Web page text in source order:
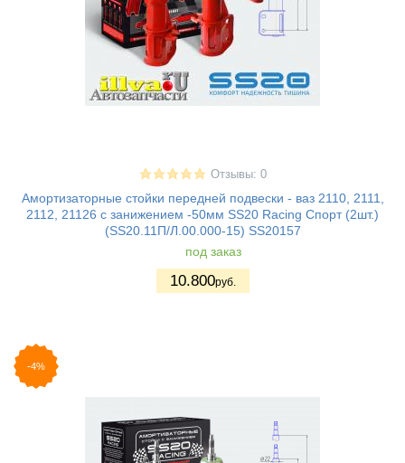
Отзывы: 0
Амортизаторные стойки передней подвески - ваз 2110, 2111,
2112, 21126 с занижением -50мм SS20 Racing Спорт (2шт.)
(SS20.11П/Л.00.000-15) SS20157
под заказ
10.800руб.
-4%